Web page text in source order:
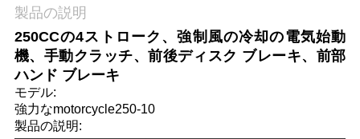
し
な
さ
い
製品の説明
250CCの4ストローク、強制風の冷却の電気始動
機、手動クラッチ、前後ディスク ブレーキ、前部
ハンド ブレーキ
モデル:
強力なmotorcycle250-10
製品の説明: